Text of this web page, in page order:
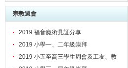
宗教週會
2019 福音魔術見証分享
2019 小學一、二年級崇拜
2019 小五至高三學生周會及工友、教